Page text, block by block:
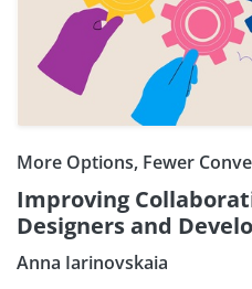
More Options, Fewer
Improving
Designers and
Anna Iarinovskaia